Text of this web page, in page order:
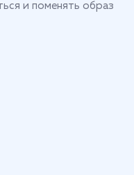
и поменять образ